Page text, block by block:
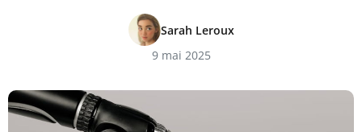
Sarah Leroux
9 mai 2025